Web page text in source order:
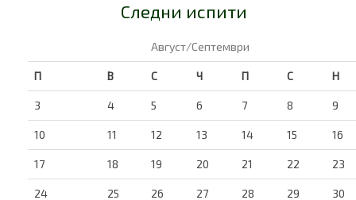
Следни испити
Август/Септември
П В С Ч П С Н
3 4 5 6 7 8 9
10 11 12 13 14 15 16
17 18 19 20 21 22 23
24 25 26 27 28 29 30